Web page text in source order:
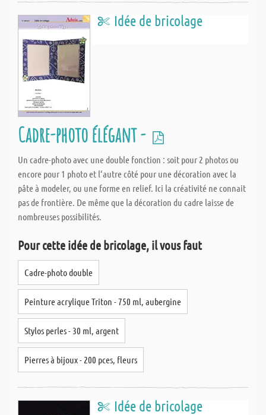
Idée de bricolage
Cadre-photo élégant -
Un cadre-photo avec une double fonction : soit pour 2 photos ou
encore pour 1 photo et l‘autre côté pour une décoration avec la
pâte à modeler, ou une forme en relief. Ici la créativité ne connait
pas de frontière. De même que la décoration du cadre laisse de
nombreuses possibilités.
Pour cette idée de bricolage, il vous faut
Cadre-photo double
Peinture acrylique Triton - 750 ml, aubergine
Stylos perles - 30 ml, argent
Pierres à bijoux - 200 pces, fleurs
Idée de bricolage